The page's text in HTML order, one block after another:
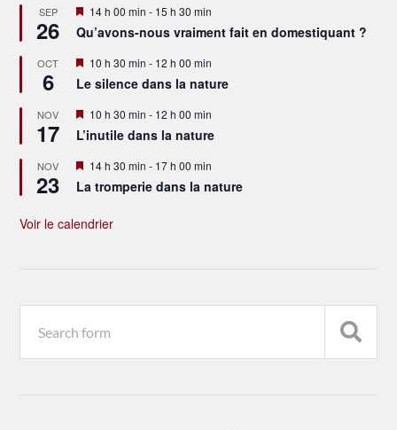
SEP
26
Mis
en
avant
14 h 00 min - 15 h 30 min
Qu’avons-nous vraiment fait en domestiquant ?
OCT
6
Mis
avant
10 h 30 min - 12 h 00 min
Le silence dans la nature
NOV
17
Mis
avant
10 h 30 min - 12 h 00 min
L’inutile dans la nature
NOV
23
Mis
avant
14 h 30 min - 17 h 00 min
La tromperie dans la nature
Voir le calendrier